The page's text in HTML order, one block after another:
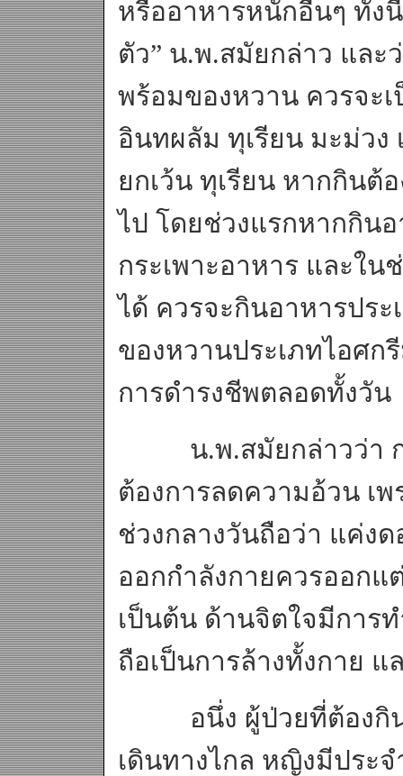
หรืออาหารหนักอื่นๆ ทั้ง
ตัว” น.พ.สมัยกล่าว และ
พร้อมของหวาน ควรจะ
อินทผลัม ทุเรียน มะม่วง
ยกเว้น ทุเรียน หากกินต้
ไป โดยช่วงแรกหากกิน
กระเพาะอาหาร และใ
ได้ ควรจะกินอาหารปร
ของหวานประเภทไอศก
การดำรงชีพตลอดทั้งวัน
น.พ.สมัยกล่าวว่า กา
ต้องการลดความอ้วน เ
ช่วงกลางวันถือว่า แค่ง
ออกกำลังกายควรออกแ
เป็นต้น ด้านจิตใจมีการ
ถือเป็นการล้างทั้งกาย แ
อนึ่ง ผู้ป่วยที่ต้องกินย
เดินทางไกล หญิงมีประ